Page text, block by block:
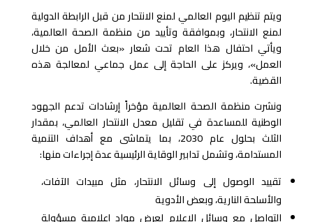
ويتم تنظيم اليوم العالمي لمنع الانتحار من قبل الرابطة الدولية
لمنع الانتحار، وبموافقة وتأييد من منظمة الصحة العالمية،
ويأتي احتفال هذا العام تحت شعار «بعث الأمل من خلال
العمل»، ويركز على الحاجة إلى عمل جماعي لمعالجة هذه
القضية.
ونشرت منظمة الصحة العالمية مؤخراً إرشادات تدعم الجهود
الوطنية للمساعدة في تقليل معدل الانتحار العالمي، بمقدار
الثلث بحلول عام 2030، بما يتماشى مع أهداف التنمية
المستدامة، وتشمل تدابير الوقاية الرئيسية عدة إجراءات منها:
تقييد الوصول إلى وسائل الانتحار، مثل مبيدات الآفات،
والأسلحة النارية، وبعض الأدوية
التواصل مع وسائل الإعلام لعرض مواد إعلامية مسؤولة